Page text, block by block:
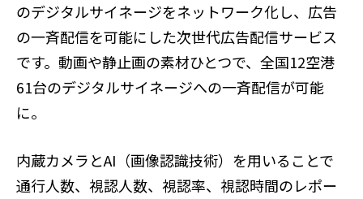
のデジタルサイネージをネットワーク化し、広告
の一斉配信を可能にした次世代広告配信サービス
です。動画や静止画の素材ひとつで、全国12空港
61台のデジタルサイネージへの一斉配信が可能
に。
内蔵カメラとAI（画像認識技術）を用いることで
通行人数、視認人数、視認率、視認時間のレポー